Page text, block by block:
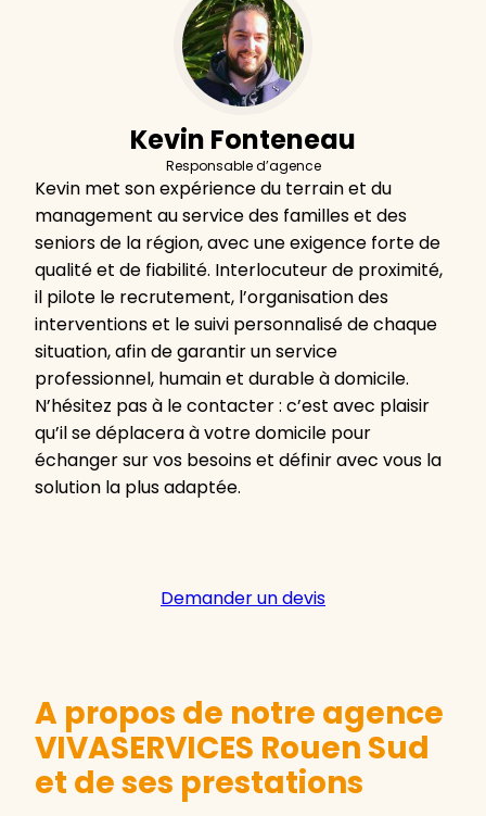
Kevin Fonteneau
Responsable d’agence
Kevin met son expérience du terrain et du
management au service des familles et des
seniors de la région, avec une exigence forte de
qualité et de fiabilité. Interlocuteur de proximité,
il pilote le recrutement, l’organisation des
interventions et le suivi personnalisé de chaque
situation, afin de garantir un service
professionnel, humain et durable à domicile.
N’hésitez pas à le contacter : c’est avec plaisir
qu’il se déplacera à votre domicile pour
échanger sur vos besoins et définir avec vous la
solution la plus adaptée.
Demander un devis
A propos de notre agence
VIVASERVICES Rouen Sud
et de ses prestations